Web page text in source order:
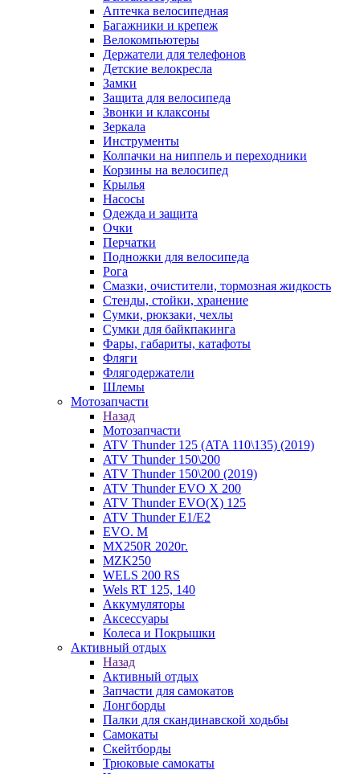
Аптечка велосипедная
Багажники и крепеж
Велокомпьютеры
Держатели для телефонов
Детские велокресла
Замки
Защита для велосипеда
Звонки и клаксоны
Зеркала
Инструменты
Колпачки на ниппель и переходники
Корзины на велосипед
Крылья
Насосы
Одежда и защита
Очки
Перчатки
Подножки для велосипеда
Рога
Смазки, очистители, тормозная жидкость
Стенды, стойки, хранение
Сумки, рюкзаки, чехлы
Сумки для байкпакинга
Фары, габариты, катафоты
Фляги
Флягодержатели
Шлемы
Мотозапчасти
Назад
Мотозапчасти
ATV Thunder 125 (ATA 110\135) (2019)
ATV Thunder 150\200
ATV Thunder 150\200 (2019)
ATV Thunder EVO X 200
ATV Thunder EVO(X) 125
ATV Thunder Е1/Е2
EVO. M
MX250R 2020г.
MZK250
WELS 200 RS
Wels RT 125, 140
Аккумуляторы
Аксессуары
Колеса и Покрышки
Активный отдых
Назад
Активный отдых
Запчасти для самокатов
Лонгборды
Палки для скандинавской ходьбы
Самокаты
Скейтборды
Трюковые самокаты